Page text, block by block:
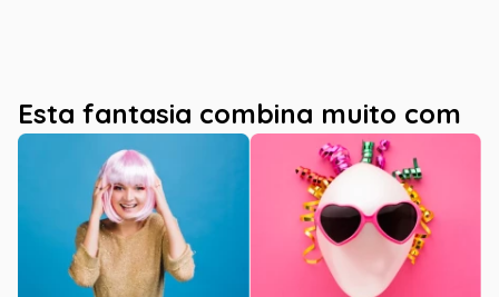
Esta fantasia combina muito com